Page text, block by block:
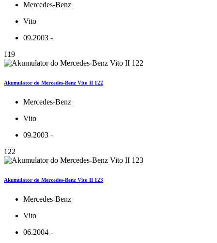
Mercedes-Benz
Vito
09.2003 -
119
Akumulator do Mercedes-Benz Vito II 122
Mercedes-Benz
Vito
09.2003 -
122
Akumulator do Mercedes-Benz Vito II 123
Mercedes-Benz
Vito
06.2004 -